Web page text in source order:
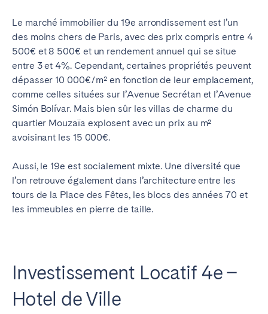
Le marché immobilier du 19e arrondissement est l’un
des moins chers de Paris, avec des prix compris entre 4
500€ et 8 500€ et un rendement annuel qui se situe
entre 3 et 4%. Cependant, certaines propriétés peuvent
dépasser 10 000€/m² en fonction de leur emplacement,
comme celles situées sur l’Avenue Secrétan et l’Avenue
Simón Bolívar. Mais bien sûr les villas de charme du
quartier Mouzaïa explosent avec un prix au m²
avoisinant les 15 000€.
Aussi, le 19e est socialement mixte. Une diversité que
l’on retrouve également dans l’architecture entre les
tours de la Place des Fêtes, les blocs des années 70 et
les immeubles en pierre de taille.
Investissement Locatif 4e –
Hotel de Ville